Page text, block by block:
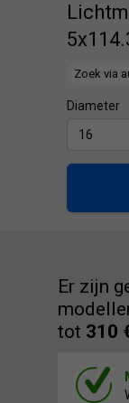
Zoek via
Diameter
Er zijn
tot 310